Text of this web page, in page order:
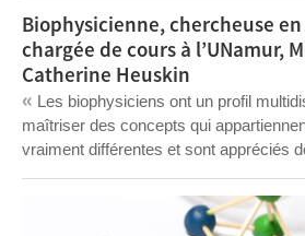
Biophysicienne, chercheuse
chargée de cours à l’UNamur,
Catherine Heuskin
« Les biophysiciens ont un profil
maîtriser des concepts qui
vraiment différentes et sont appréciés